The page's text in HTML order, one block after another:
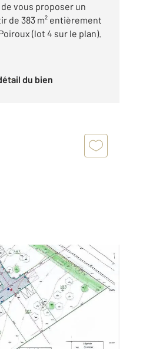
vous proposer un
de 383 m² entièrement
(lot 4 sur le plan).
du bien